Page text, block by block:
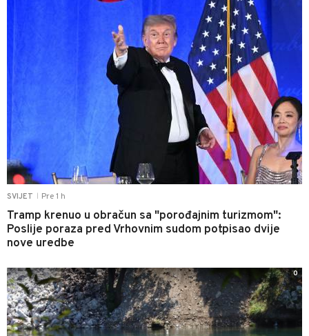
SVIJET Pre 1 h
Tramp krenuo u obračun sa "porođajnim turizmom":
Poslije poraza pred Vrhovnim sudom potpisao dvije
nove uredbe
0